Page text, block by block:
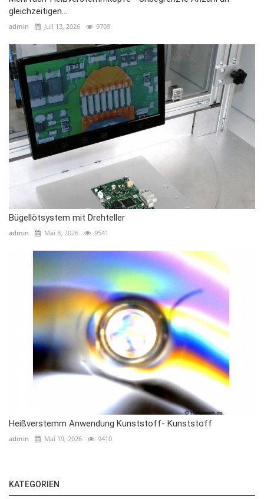
gleichzeitigen...
admin Juli 13, 2026 9709
Bügellötsystem mit Drehteller
admin Mai 8, 2026 9541
Heißverstemm Anwendung Kunststoff- Kunststoff
admin Mai 19, 2026 9410
KATEGORIEN